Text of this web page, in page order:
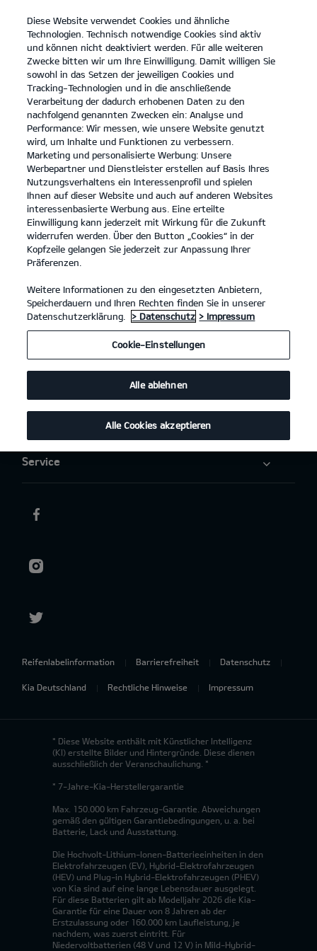
open
menu
KONTAKT
ANGEBOTSANFRAGE
Modelle
Business
Angebote
Elektromobilität
Aktuelles
Service
Reifenlabelinformation Barrierefreiheit Datenschutz
Kia Deutschland Rechtliche Hinweise Impressum
* Diese Website enthält mit Künstlicher Intelligenz
(KI) erstellte Bilder und Hintergründe. Diese dienen
ausschließlich der Veranschaulichung. *
* 7-Jahre-Kia-Herstellergarantie
Max. 150.000 km Fahrzeug-Garantie. Abweichungen
gemäß den gültigen Garantiebedingungen, u. a. bei
Batterie, Lack und Ausstattung.
Die Hochvolt-Lithium-Ionen-Batterieeinheiten in den
Elektrofahrzeugen (EV), Hybrid-Elektrofahrzeugen
(HEV) und Plug-in Hybrid-Elektrofahrzeugen (PHEV)
von Kia sind auf eine lange Lebensdauer ausgelegt.
Für diese Batterien gilt ab Modelljahr 2026 die Kia-
Garantie für eine Dauer von 8 Jahren ab der
Erstzulassung oder 160.000 km Laufleistung, je
nachdem, was zuerst eintritt. Für
Niedervoltbatterien (48 V und 12 V) in Mild-Hybrid-
Diese Website verwendet Cookies und ähnliche
Technologien. Technisch notwendige Cookies sind aktiv
und können nicht deaktiviert werden. Für alle weiteren
Zwecke bitten wir um Ihre Einwilligung. Damit willigen Sie
sowohl in das Setzen der jeweiligen Cookies und
Tracking-Technologien und in die anschließende
Verarbeitung der dadurch erhobenen Daten zu den
nachfolgend genannten Zwecken ein: Analyse und
Performance: Wir messen, wie unsere Website genutzt
wird, um Inhalte und Funktionen zu verbessern.
Marketing und personalisierte Werbung: Unsere
Werbepartner und Dienstleister erstellen auf Basis Ihres
Nutzungsverhaltens ein Interessenprofil und spielen
Ihnen auf dieser Website und auch auf anderen Websites
interessenbasierte Werbung aus. Eine erteilte
Einwilligung kann jederzeit mit Wirkung für die Zukunft
widerrufen werden. Über den Button „Cookies“ in der
Kopfzeile gelangen Sie jederzeit zur Anpassung Ihrer
Präferenzen.
Weitere Informationen zu den eingesetzten Anbietern,
Speicherdauern und Ihren Rechten finden Sie in unserer
Datenschutzerklärung.
> Datenschutz > Impressum
Cookie-Einstellungen
Alle ablehnen
Alle Cookies akzeptieren